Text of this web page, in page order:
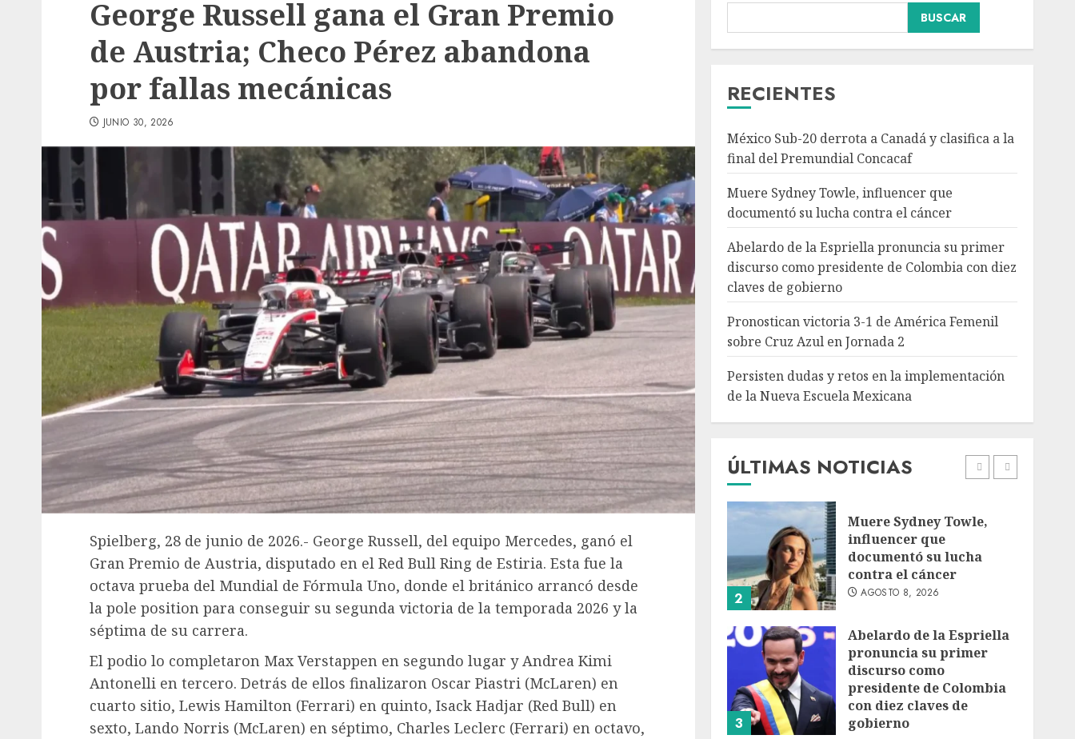
George Russell gana el Gran Premio
de Austria; Checo Pérez abandona
por fallas mecánicas
JUNIO 30, 2026
Spielberg, 28 de junio de 2026.- George Russell, del equipo Mercedes, ganó el
Gran Premio de Austria, disputado en el Red Bull Ring de Estiria. Esta fue la
octava prueba del Mundial de Fórmula Uno, donde el británico arrancó desde
la pole position para conseguir su segunda victoria de la temporada 2026 y la
séptima de su carrera.
El podio lo completaron Max Verstappen en segundo lugar y Andrea Kimi
Antonelli en tercero. Detrás de ellos finalizaron Oscar Piastri (McLaren) en
cuarto sitio, Lewis Hamilton (Ferrari) en quinto, Isack Hadjar (Red Bull) en
sexto, Lando Norris (McLaren) en séptimo, Charles Leclerc (Ferrari) en octavo,
BUSCAR
RECIENTES
México Sub-20 derrota a Canadá y clasifica a la
final del Premundial Concacaf
Muere Sydney Towle, influencer que
documentó su lucha contra el cáncer
Abelardo de la Espriella pronuncia su primer
discurso como presidente de Colombia con diez
claves de gobierno
Pronostican victoria 3-1 de América Femenil
sobre Cruz Azul en Jornada 2
Persisten dudas y retos en la implementación
de la Nueva Escuela Mexicana
ÚLTIMAS NOTICIAS
3
Abelardo de la Espriella
pronuncia su primer
discurso como
4
Pronostican victoria 3-1
de América Femenil
Jornada 2
AGOSTO 8, 2026
5
Persisten dudas y retos
la Nueva Escuela
Mexicana
AGOSTO 8, 2026
1
México Sub-20 derrota a
AGOSTO 8, 2026
2
Muere Sydney Towle,
influencer que
documentó su lucha
contra el cáncer
AGOSTO 8, 2026
3
Abelardo de la Espriella
pronuncia su primer
discurso como
presidente de Colombia
con diez claves de
gobierno